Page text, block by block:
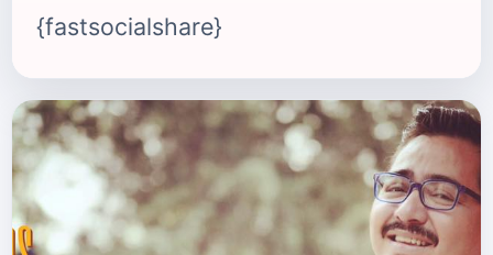
{fastsocialshare}